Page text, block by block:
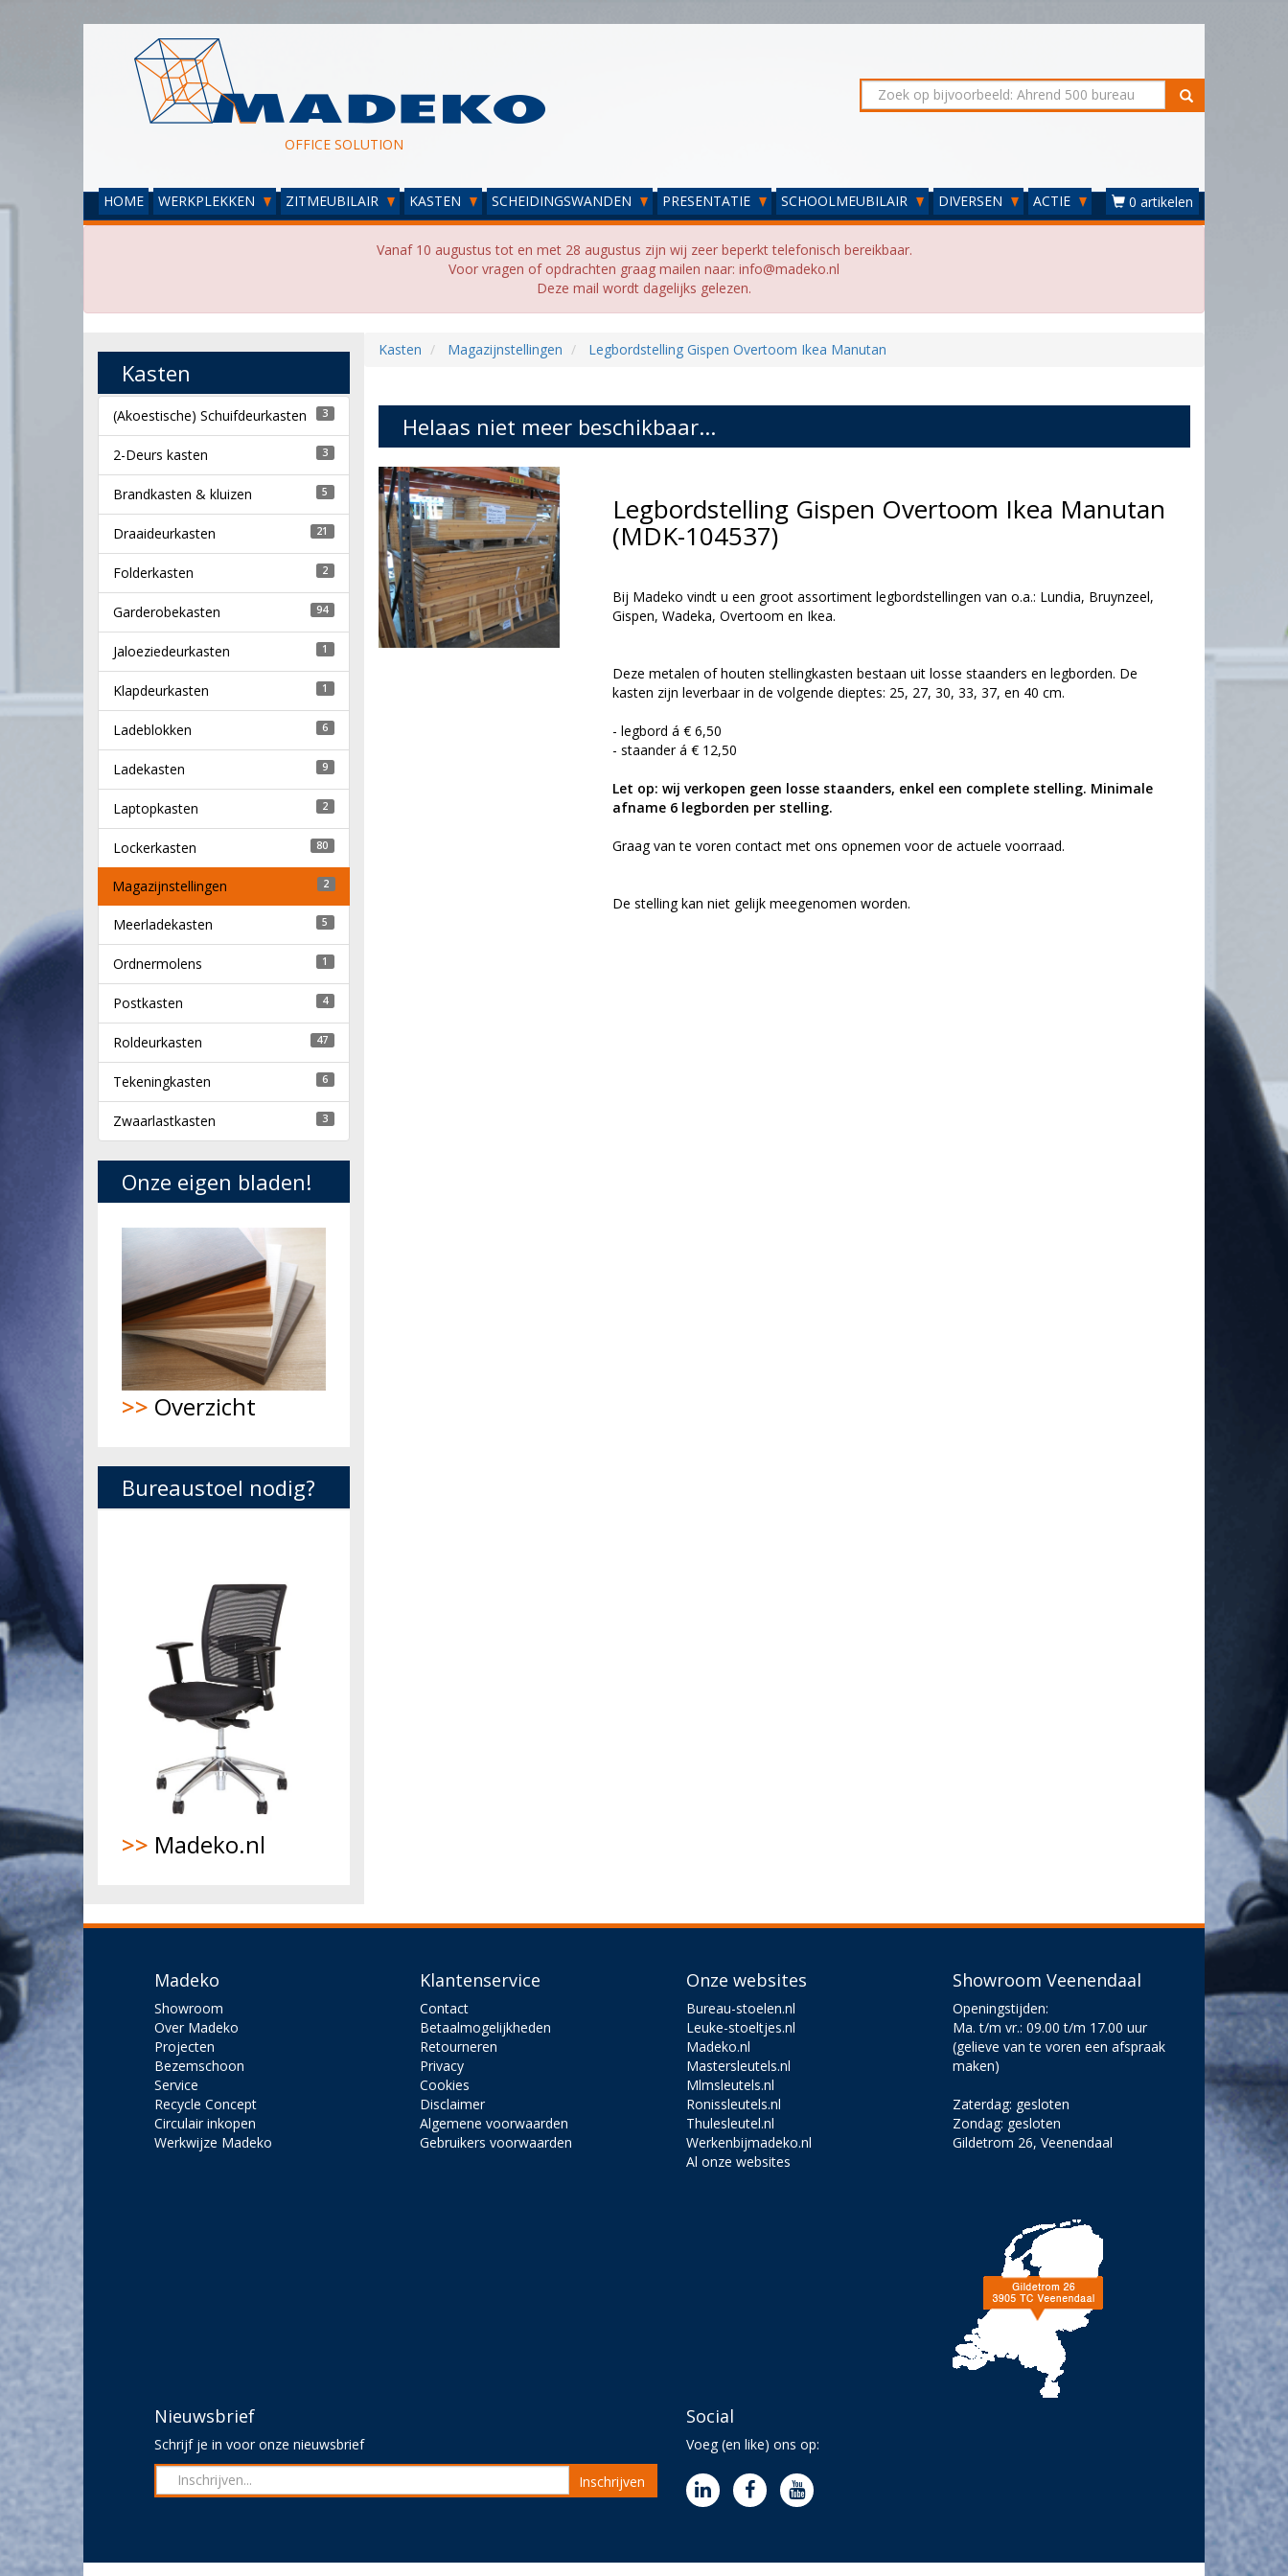
OFFICE SOLUTION
HOME WERKPLEKKEN ZITMEUBILAIR KASTEN SCHEIDINGSWANDEN PRESENTATIE SCHOOLMEUBILAIR DIVERSEN ACTIE 0 artikelen
Vanaf 10 augustus tot en met 28 augustus zijn wij zeer beperkt telefonisch bereikbaar.
Voor vragen of opdrachten graag mailen naar: info@madeko.nl
Deze mail wordt dagelijks gelezen.
Kasten Magazijnstellingen Legbordstelling Gispen Overtoom Ikea Manutan
Helaas niet meer beschikbaar...
Legbordstelling Gispen Overtoom Ikea Manutan
(MDK-104537)
Bij Madeko vindt u een groot assortiment legbordstellingen van o.a.: Lundia, Bruynzeel,
Gispen, Wadeka, Overtoom en Ikea.
Deze metalen of houten stellingkasten bestaan uit losse staanders en legborden. De
kasten zijn leverbaar in de volgende dieptes: 25, 27, 30, 33, 37, en 40 cm.
- legbord á € 6,50
- staander á € 12,50
Let op: wij verkopen geen losse staanders, enkel een complete stelling. Minimale
afname 6 legborden per stelling.
Graag van te voren contact met ons opnemen voor de actuele voorraad.
De stelling kan niet gelijk meegenomen worden.
Kasten
(Akoestische) Schuifdeurkasten 3
2-Deurs kasten 3
Brandkasten & kluizen 5
Draaideurkasten 21
Folderkasten 2
Garderobekasten 94
Jaloeziedeurkasten 1
Klapdeurkasten 1
Ladeblokken 6
Ladekasten 9
Laptopkasten 2
Lockerkasten 80
Magazijnstellingen 2
Meerladekasten 5
Ordnermolens 1
Postkasten 4
Roldeurkasten 47
Tekeningkasten 6
Zwaarlastkasten 3
Onze eigen bladen!
>> Overzicht
Bureaustoel nodig?
>> Madeko.nl
Madeko
Showroom
Over Madeko
Projecten
Bezemschoon
Service
Recycle Concept
Circulair inkopen
Werkwijze Madeko
Klantenservice
Contact
Betaalmogelijkheden
Retourneren
Privacy
Cookies
Disclaimer
Algemene voorwaarden
Gebruikers voorwaarden
Onze websites
Bureau-stoelen.nl
Leuke-stoeltjes.nl
Madeko.nl
Mastersleutels.nl
Mlmsleutels.nl
Ronissleutels.nl
Thulesleutel.nl
Werkenbijmadeko.nl
Al onze websites
Showroom Veenendaal
Openingstijden:
Ma. t/m vr.: 09.00 t/m 17.00 uur
(gelieve van te voren een afspraak
maken)
Zaterdag: gesloten
Zondag: gesloten
Gildetrom 26, Veenendaal
Nieuwsbrief
Schrijf je in voor onze nieuwsbrief
Inschrijven
Social
Voeg (en like) ons op: